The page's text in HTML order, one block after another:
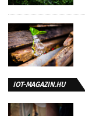
IOT-MAGAZIN.HU